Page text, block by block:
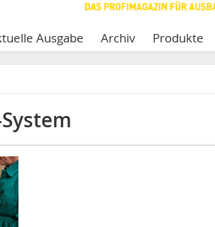
Ausgabe Archiv Produkte